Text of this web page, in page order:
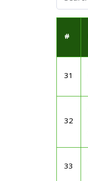
#
31
32
33